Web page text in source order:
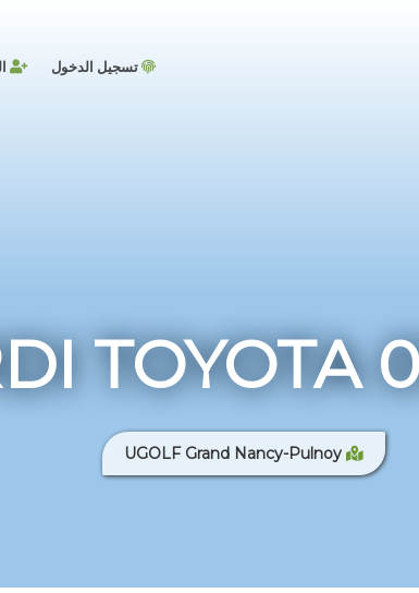
تسجيل الدخول
TOYOTA